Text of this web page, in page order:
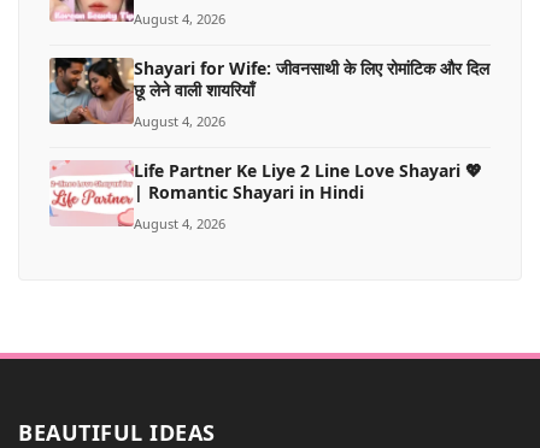
August 4, 2026
Shayari for Wife: जीवनसाथी के लिए रोमांटिक और दिल
छू लेने वाली शायरियाँ
August 4, 2026
Life Partner Ke Liye 2 Line Love Shayari 💖
| Romantic Shayari in Hindi
August 4, 2026
BEAUTIFUL IDEAS